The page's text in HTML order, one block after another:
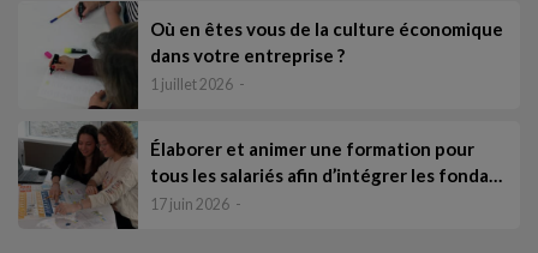
Où en êtes vous de la culture économique
dans votre entreprise ?
1 juillet 2026
Élaborer et animer une formation pour
tous les salariés afin d’intégrer les fonda…
17 juin 2026